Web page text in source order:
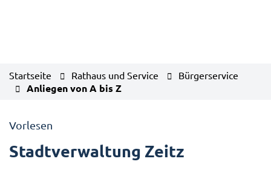
Startseite Rathaus und Service Bürgerservice
Anliegen von A bis Z
Vorlesen
Stadtverwaltung Zeitz